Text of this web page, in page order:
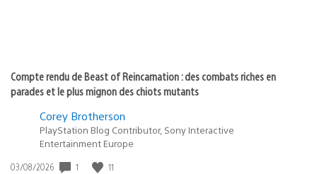
Compte rendu de Beast of Reincarnation : des combats riches en
parades et le plus mignon des chiots mutants
Corey Brotherson
PlayStation Blog Contributor, Sony Interactive
Entertainment Europe
Date
03/08/2026 1 11